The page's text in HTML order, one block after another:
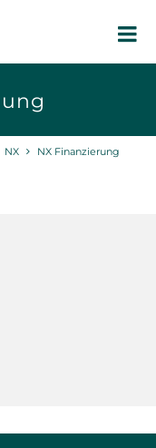
NX NX Finanzierung